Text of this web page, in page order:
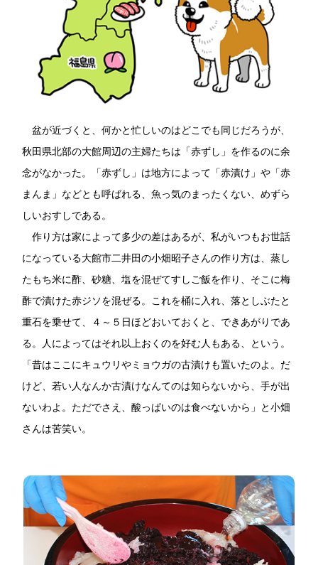
ふりかけ おすしの素
炊き込みご飯の素 米飯用調味液
納豆 Fibee
納豆のサイト
PIN印
三ツ判山吹
スペシャルサイト
お酢を知ろう！
すしラボ
ぽん酢サワー
納豆の豆知識
鍋奉行マニュアル
ミツカンのCM
ロングセラー商品 ＋ おすすめレシピ
人気商品 ＋ おすすめレシピ
ZENB initiative
MIM（ミツカンミュージアム）
各部門が大切にしていること
おいしさと健康への取り組み
キッザニア東京「ぽん酢工房」
お客様相談センター
お客様の声をいかしました
販売終了製品のご案内
よくあるご質問
お問い合わせ
地図から取り扱い店舗を探す
ミツカン公式通販
検索
業務用サイト ミツカングループについて
盆が近づくと、何かと忙しいのはどこでも同じだろうが、
秋田県北部の大館周辺の主婦たちは「赤ずし」を作るのに余
念がなかった。「赤ずし」は地方によって「赤漬け」や「赤
まんま」などとも呼ばれる、魚っ気のまったくない、めずら
しいおすしである。
作り方は家によって多少の差はあるが、私がいつもお世話
になっている大館市二井田の小畑昭子さんの作り方は、蒸し
たもち米に酢、砂糖、塩を混ぜてすしご飯を作り、そこに梅
酢で漬けた赤ジソを混ぜる。これを桶に入れ、落としぶたと
重石を乗せて、４～５日ほどおいておくと、できあがりであ
る。人によってはそれ以上おくのを好む人もある、という。
「昔はここにキュウリやミョウガの古漬けも置いたのよ。だ
けど、若い人なんか古漬けなんてのは知らないから、手が出
ないわよ。ただでさえ、酸っぱいのは食べないから」と小畑
さんは苦笑い。